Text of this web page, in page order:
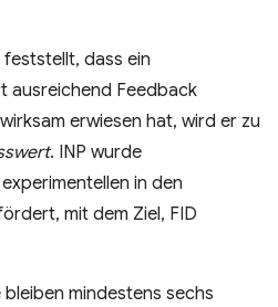
dass ein
ausreichend Feedback
erwiesen hat, wird er zu
. INP wurde
in den
mit dem Ziel, FID
mindestens sechs